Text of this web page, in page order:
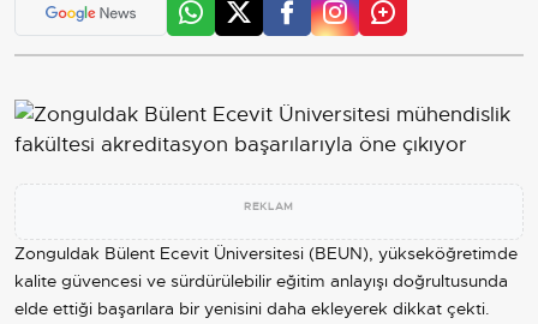
REKLAM
Zonguldak Bülent Ecevit Üniversitesi (BEUN), yükseköğretimde
kalite güvencesi ve sürdürülebilir eğitim anlayışı doğrultusunda
elde ettiği başarılara bir yenisini daha ekleyerek dikkat çekti.